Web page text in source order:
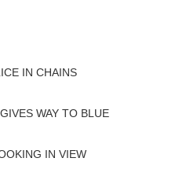
IN CHAINS
WAY TO BLUE
IN VIEW